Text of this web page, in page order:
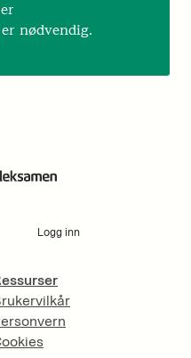
nødvendig.
Logg inn